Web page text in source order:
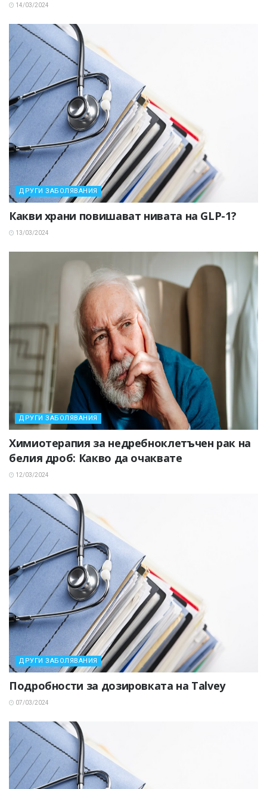
14/03/2024
ДРУГИ ЗАБОЛЯВАНИЯ
Какви храни повишават нивата на GLP-1?
13/03/2024
ДРУГИ ЗАБОЛЯВАНИЯ
Химиотерапия за недребноклетъчен рак на
белия дроб: Какво да очаквате
12/03/2024
ДРУГИ ЗАБОЛЯВАНИЯ
Подробности за дозировката на Talvey
07/03/2024